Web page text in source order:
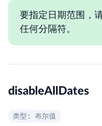
要指定日期范围，
任何分隔符。
disableAllDates
类型: 布尔值